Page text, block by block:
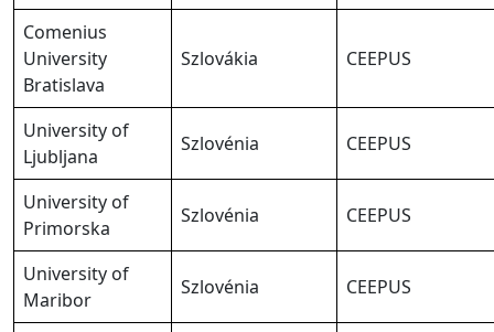
Comenius
University
Bratislava
Szlovákia CEEPUS
University of
Ljubljana
Szlovénia CEEPUS
University of
Primorska
Szlovénia CEEPUS
University of
Maribor
Szlovénia CEEPUS